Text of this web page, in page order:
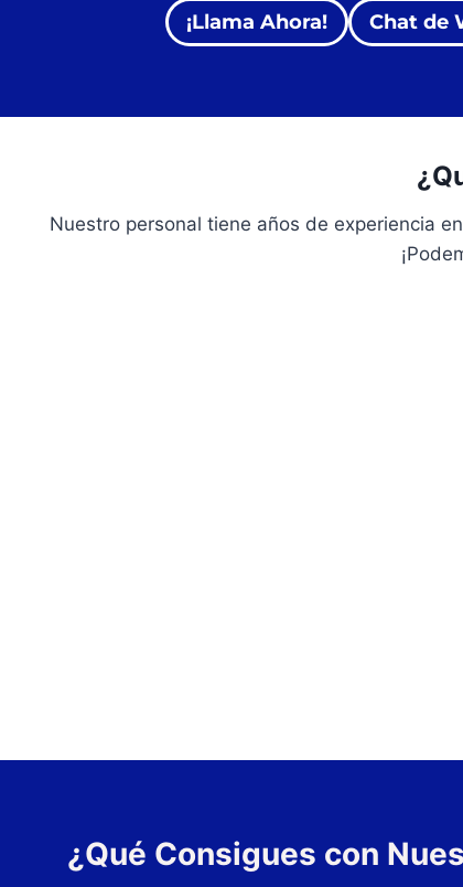
¡Llama Ahora! Chat de
Nuestro personal tiene años de experiencia
¿Qué Consigues con